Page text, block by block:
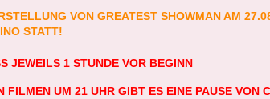
VON GREATEST SHOWMAN AM
STATT!
JEWEILS 1 STUNDE VOR BEGINN
FILMEN UM 21 UHR GIBT ES EINE PAUSE VON